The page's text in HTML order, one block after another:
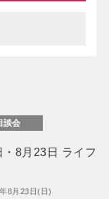
談会
・8月23日 ライフ
8月23日(日)